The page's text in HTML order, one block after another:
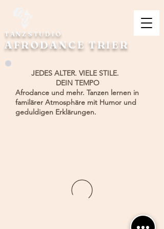
TANZSTUDIO
AFRODANCE TRIER
JEDES ALTER. VIELE STILE.
DEIN TEMPO
Afrodance und mehr. Tanzen lernen in
familärer Atmosphäre mit Humor und
geduldigen Erklärungen.